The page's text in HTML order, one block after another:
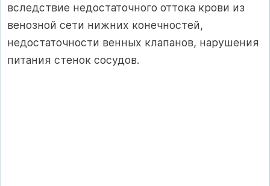
вследствие недостаточного оттока крови из
венозной сети нижних конечностей,
недостаточности венных клапанов, нарушения
питания стенок сосудов.